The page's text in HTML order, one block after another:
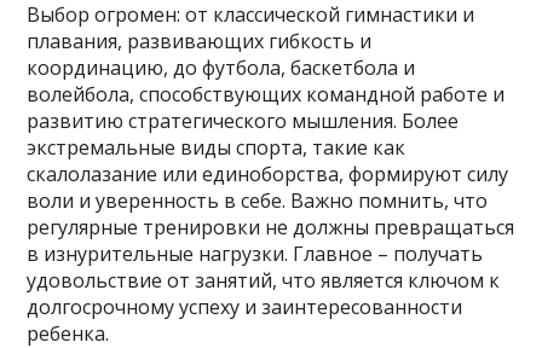
Выбор огромен: от классической гимнастики и
плавания, развивающих гибкость и
координацию, до футбола, баскетбола и
волейбола, способствующих командной работе и
развитию стратегического мышления. Более
экстремальные виды спорта, такие как
скалолазание или единоборства, формируют силу
воли и уверенность в себе. Важно помнить, что
регулярные тренировки не должны превращаться
в изнурительные нагрузки. Главное – получать
удовольствие от занятий, что является ключом к
долгосрочному успеху и заинтересованности
ребенка.